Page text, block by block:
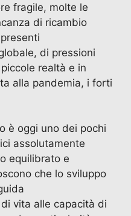
fragile, molte le
di ricambio
di pressioni
realtà e in
alla pandemia, i forti
è oggi uno dei pochi
assolutamente
equilibrato e
che lo sviluppo
vita alle capacità di